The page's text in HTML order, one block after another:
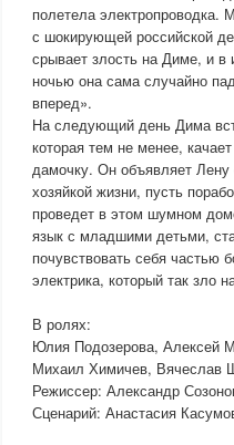
полетела электропроводка.
с шокирующей российской
срывает злость на Диме, и в
ночью она сама случайно
вперед».
На следующий день Дима
которая тем не менее,
дамочку. Он объявляет Лену
хозяйкой жизни, пусть
проведет в этом шумном
язык с младшими детьми,
почувствовать себя
электрика, который так зло
В ролях:
Юлия Подозерова, Алексей
Михаил Химичев, Вячеслав
Режиссер: Александр
Сценарий: Анастасия